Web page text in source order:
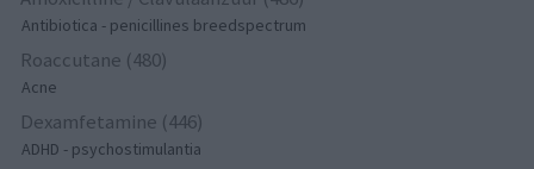
Antibiotica - penicillines breedspectrum
Roaccutane (480)
Acne
Dexamfetamine (446)
ADHD - psychostimulantia